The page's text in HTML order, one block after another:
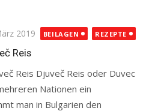
2019 BEILAGEN REZEPTE
Reis
Reis Djuveč Reis oder Duvec
Nationen ein
man in Bulgarien den